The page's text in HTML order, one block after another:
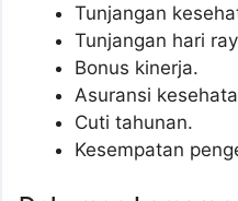
Tunjangan
Tunjangan hari
Bonus kinerja.
Asuransi
Cuti tahunan.
Kesempatan